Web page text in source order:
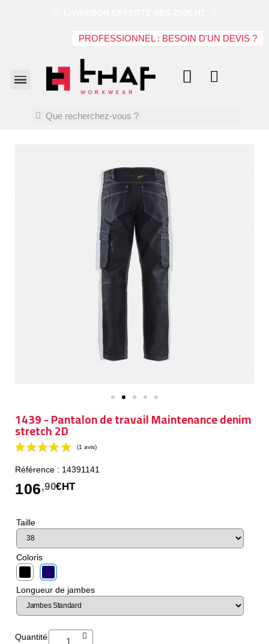
PROFESSIONNEL : BESOIN D'UN DEVIS ?
1439 - Pantalon de travail Maintenance denim
stretch 2D
Référence : 14391141
106,90€HT
Taille
Coloris
Longueur de jambes
Quantité